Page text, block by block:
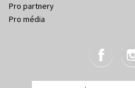
Pro partnery
Pro média